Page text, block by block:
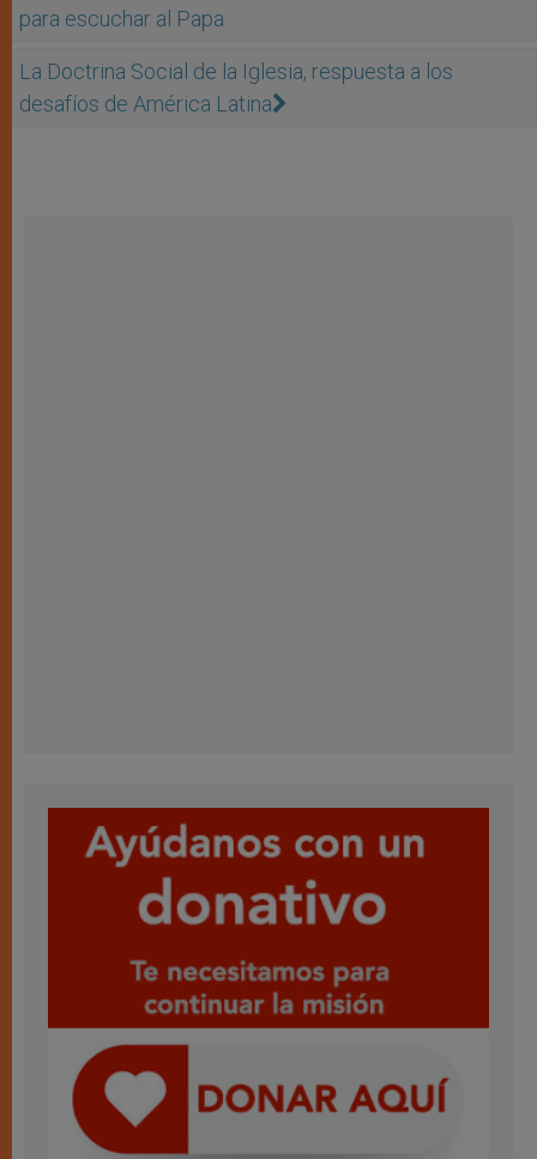
para escuchar al Papa
La Doctrina Social de la Iglesia, respuesta a los
desafíos de América Latina